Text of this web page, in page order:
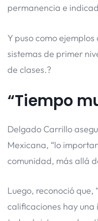
permanencia e
Y puso como
sistemas de primer
de clases.?
“Tiempo
Delgado Carrillo
Mexicana, “lo
comunidad, más allá
Luego, reconoció que,
calificaciones hay una